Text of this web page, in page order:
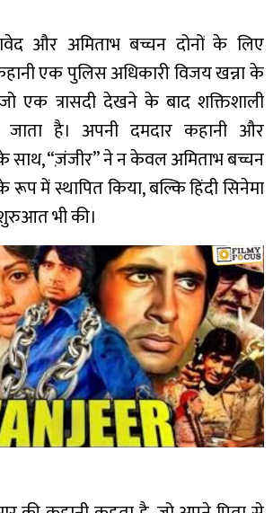
और अमिताभ बच्चन दोनों के लिए
एक पुलिस अधिकारी विजय खन्ना के
जो एक त्रासदी देखने के बाद शक्तिशाली
जाता है। अपनी दमदार कहानी और
के साथ, “ज़ंजीर” ने न केवल अमिताभ बच्चन
रूप में स्थापित किया, बल्कि हिंदी सिनेमा
भी की।